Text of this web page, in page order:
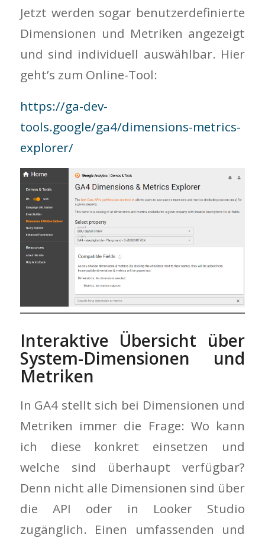
Jetzt werden sogar benutzerdefinierte
Dimensionen und Metriken angezeigt
und sind individuell auswählbar. Hier
geht’s zum Online-Tool:
https://ga-dev-
tools.google/ga4/dimensions-metrics-
explorer/
Interaktive Übersicht über
System-Dimensionen und
Metriken
In GA4 stellt sich bei Dimensionen und
Metriken immer die Frage: Wo kann
ich diese konkret einsetzen und
welche sind überhaupt verfügbar?
Denn nicht alle Dimensionen sind über
die API oder in Looker Studio
zugänglich. Einen umfassenden und